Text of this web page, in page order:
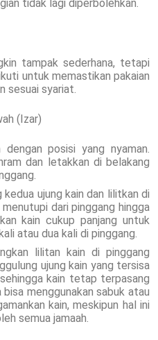
tidak lagi diperbolehkan.
tampak sederhana, tetapi
untuk memastikan pakaian
sesuai syariat.
(Izar)
posisi yang nyaman.
dan letakkan di belakang
ujung kain dan lilitkan di
menutupi dari pinggang hingga
kain cukup panjang untuk
atau dua kali di pinggang.
lilitan kain di pinggang
ujung kain yang tersisa
kain tetap terpasang
menggunakan sabuk atau
kain, meskipun hal ini
semua jamaah.